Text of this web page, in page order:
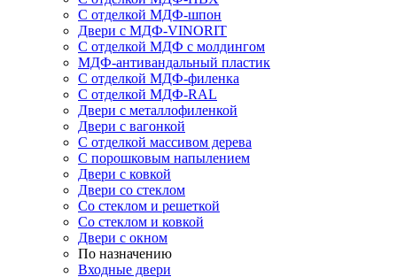
С отделкой МДФ-шпон
Двери с МДФ-VINORIT
С отделкой МДФ с молдингом
МДФ-антивандальный пластик
С отделкой МДФ-филенка
С отделкой МДФ-RAL
Двери с металлофиленкой
Двери с вагонкой
С отделкой массивом дерева
С порошковым напылением
Двери с ковкой
Двери со стеклом
Со стеклом и решеткой
Со стеклом и ковкой
Двери с окном
По назначению
Входные двери